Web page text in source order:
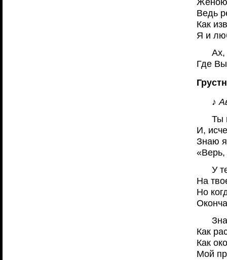
Ведь
Как
Я и
Ах,
Где
♪
Ты
И,
Знаю
У
На
Но
Как
Как
Мой